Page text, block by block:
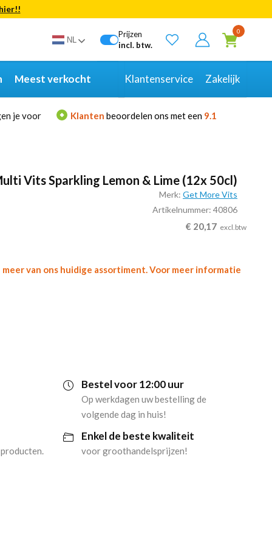
NL
Prijzen
incl. btw.
0
Meest verkocht Klantenservice Zakelijk
je voor Klanten beoordelen ons met een 9.1
Vits Sparkling Lemon & Lime (12x 50cl)
Merk: Get More Vits
Artikelnummer: 40806
€ 20,17 excl.btw
van ons huidige assortiment. Voor meer informatie
Bestel voor 12:00 uur
Op werkdagen uw bestelling de
volgende dag in huis!
Enkel de beste kwaliteit
voor groothandelsprijzen!